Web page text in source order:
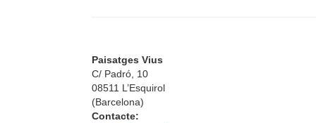
Paisatges Vius
C/ Padró, 10
08511 L’Esquirol
(Barcelona)
Contacte: